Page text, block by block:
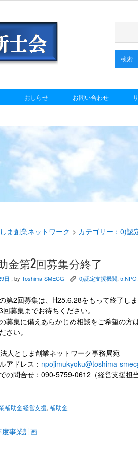
おしらせ お問い合わせ
ま創業ネットワーク > カテゴリー：0)認
金第2回募集分終了
日 , by Toshima-SMECG K 0)認定支援機関,
第2回募集は、H25.6.28をもって終了
募集までお待ちください。
募集に備えあらかじめ相談をご希望の方
さい。
しま創業ネットワーク事務局宛
ドレス： npojimukyoku@toshima-
合せ：090-5759-0612（経営支援担当
補助金経営支援, 補助金
事業計画